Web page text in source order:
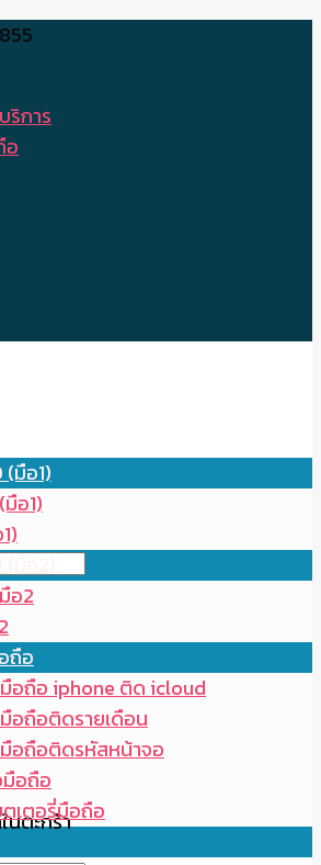
ริการ
อ
นตะกร้า
(มือ1)
มือ1)
มือ2)
อ2
ถือ
อถือ iphone ติด icloud
อถือติดรายเดือน
อถือติดรหัสหน้าจอ
อถือ
เตอรี่มือถือ